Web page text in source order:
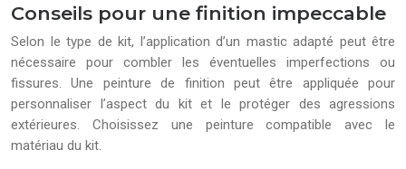
Conseils pour une finition impeccable
Selon le type de kit, l’application d’un mastic adapté peut être
nécessaire pour combler les éventuelles imperfections ou
fissures. Une peinture de finition peut être appliquée pour
personnaliser l’aspect du kit et le protéger des agressions
extérieures. Choisissez une peinture compatible avec le
matériau du kit.